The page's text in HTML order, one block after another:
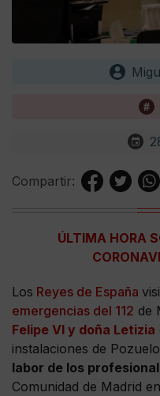
Compartir:
ÚLTIMA HORA
Los Reyes de España
emergencias del 112 de
Felipe VI y doña Letizia
instalaciones de
labor de los
Comunidad de Madrid